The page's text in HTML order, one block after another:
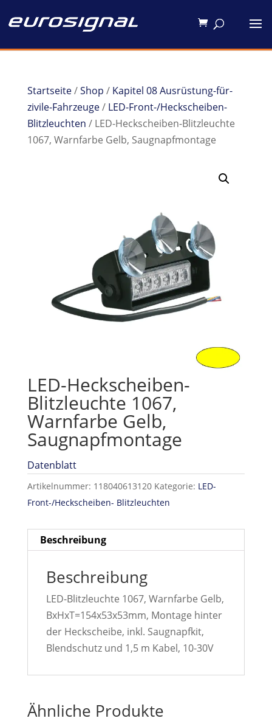
Startseite/Shop / Kapitel 08 Ausrüstung-für-
zivile-Fahrzeuge/ LED-Front-/Heckscheiben-
Blitzleuchten / LED-Heckscheiben-Blitzleuchte
1067, Warnfarbe Gelb, Saugnapfmontage
LED-Heckscheiben-
Blitzleuchte 1067,
Warnfarbe Gelb,
Saugnapfmontage
Datenblatt
Artikelnummer: 118040613120 Kategorie: LED-
Front-/Heckscheiben- Blitzleuchten
Beschreibung
Beschreibung
LED-Blitzleuchte 1067, Warnfarbe Gelb,
BxHxT=154x53x53mm, Montage hinter
der Heckscheibe, inkl. Saugnapfkit,
Blendschutz und 1,5 m Kabel, 10-30V
Ähnliche Produkte